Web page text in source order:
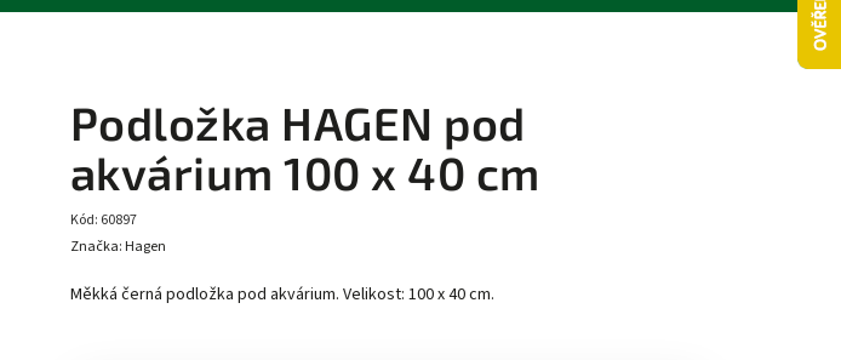
Podložka HAGEN pod
akvárium 100 x 40 cm
Kód: 60897
Měkká černá podložka pod akvárium. Velikost: 100 x 40 cm.
Značka: Hagen